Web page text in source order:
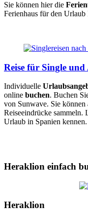
Sie können hier die
Ferienhaus für den
Reise für Single
Individuelle
online buchen. Buchen
von Sunwave. Sie können
Reiseeindrücke sammeln.
Urlaub in Spanien kennen.
Heraklion einfach
Heraklion